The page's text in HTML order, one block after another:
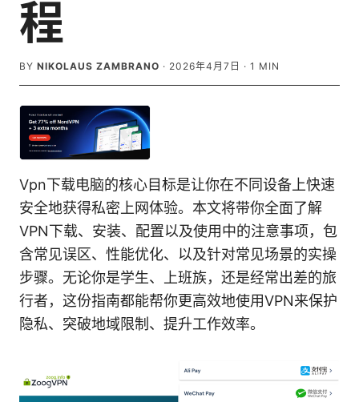
程
BY NIKOLAUS ZAMBRANO · 2026年4月7日 · 1 MIN
Vpn下载电脑的核心目标是让你在不同设备上快速
安全地获得私密上网体验。本文将带你全面了解
VPN下载、安装、配置以及使用中的注意事项，包
含常见误区、性能优化、以及针对常见场景的实操
步骤。无论你是学生、上班族，还是经常出差的旅
行者，这份指南都能帮你更高效地使用VPN来保护
隐私、突破地域限制、提升工作效率。